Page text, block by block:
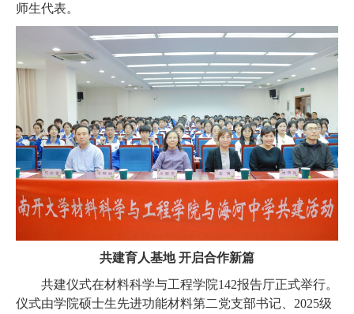
师生代表。
共建育人基地 开启合作新篇
共建仪式在材料科学与工程学院142报告厅正式举行。
仪式由学院硕士生先进功能材料第二党支部书记、 2025级